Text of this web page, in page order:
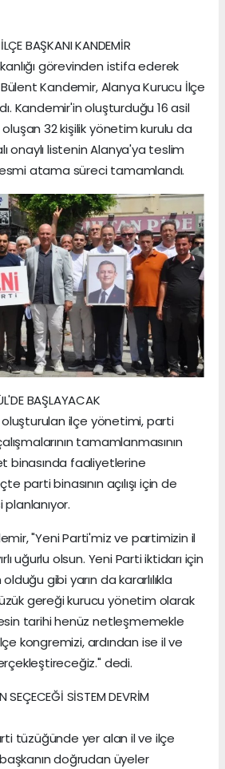
BAŞKANI KANDEMİR
görevinden istifa ederek
Kandemir, Alanya Kurucu İlçe
Kandemir'in oluşturduğu 16 asil
32 kişilik yönetim kurulu da
onaylı listenin Alanya'ya teslim
atama süreci tamamlandı.
BAŞLAYACAK
ilçe yönetimi, parti
tamamlanmasının
binasında faaliyetlerine
parti binasının açılışı için de
"Yeni Parti'miz ve partimizin il
uğurlu olsun. Yeni Parti iktidarı için
gibi yarın da kararlılıkla
gereği kurucu yönetim olarak
tarihi henüz netleşmemekle
kongremizi, ardından ise il ve
dedi.
SEÇECEĞİ SİSTEM DEVRİM
tüzüğünde yer alan il ve ilçe
doğrudan üyeler